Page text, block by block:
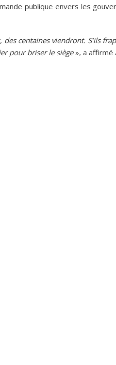
publique envers les
centaines viendront. S’ils
pour briser le siège», a affirmé